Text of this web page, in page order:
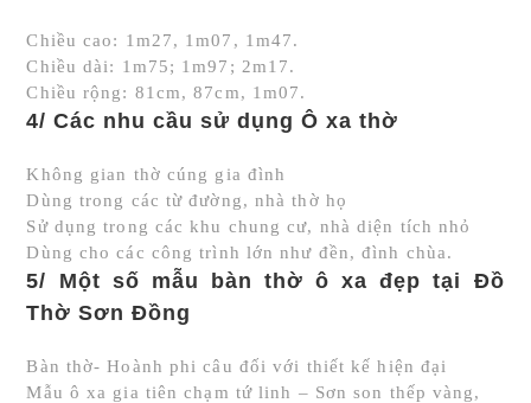
Chiều cao: 1m27, 1m07, 1m47.
Chiều dài: 1m75; 1m97; 2m17.
Chiều rộng: 81cm, 87cm, 1m07.
4/ Các nhu cầu sử dụng Ô xa thờ
Không gian thờ cúng gia đình
Dùng trong các từ đường, nhà thờ họ
Sử dụng trong các khu chung cư, nhà diện tích nhỏ
Dùng cho các công trình lớn như đền, đình chùa.
5/ Một số mẫu bàn thờ ô xa đẹp tại Đồ
Thờ Sơn Đồng
Bàn thờ- Hoành phi câu đối với thiết kế hiện đại
Mẫu ô xa gia tiên chạm tứ linh – Sơn son thếp vàng,